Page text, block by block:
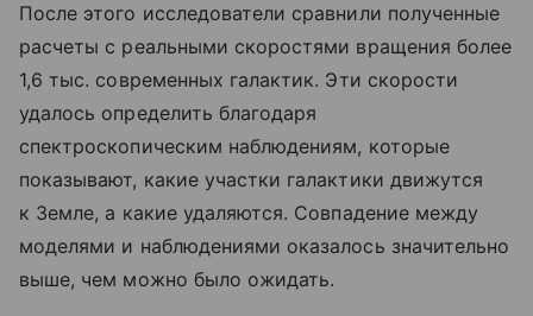
После этого исследователи сравнили полученные
расчеты с реальными скоростями вращения более
1,6 тыс. современных галактик. Эти скорости
удалось определить благодаря
спектроскопическим наблюдениям, которые
показывают, какие участки галактики движутся
к Земле, а какие удаляются. Совпадение между
моделями и наблюдениями оказалось значительно
выше, чем можно было ожидать.